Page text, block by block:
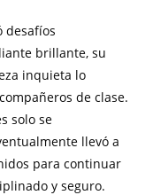
desafíos
brillante, su
inquieta lo
de clase.
solo se
llevó a
para continuar
y seguro.